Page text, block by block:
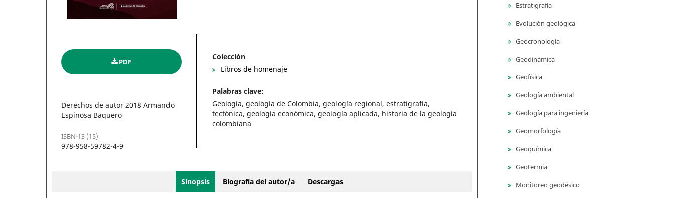
PDF
Derechos de autor 2018 Armando
Espinosa Baquero
ISBN-13 (15)
978-958-59782-4-9
Colección
Libros de homenaje
Palabras clave:
Geología, geología de Colombia, geología regional, estratigrafía,
tectónica, geología económica, geología aplicada, historia de la geología
colombiana
Sinopsis Biografía del autor/a Descargas
Estratigrafía
Evolución geológica
Geocronología
Geodinámica
Geofísica
Geología ambiental
Geología para ingeniería
Geomorfología
Geoquímica
Geotermia
Monitoreo geodésico